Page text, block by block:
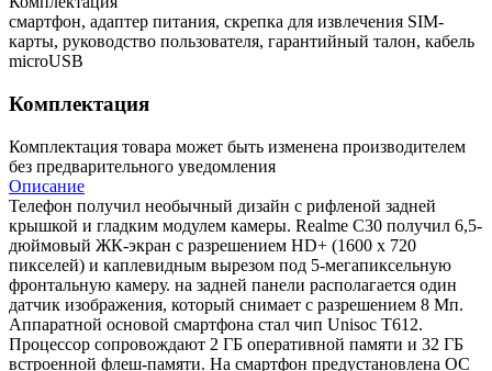
смартфон, адаптер питания, скрепка для извлечения SIM-
карты, руководство пользователя, гарантийный талон, кабель
microUSB
Комплектация
Комплектация товара может быть изменена производителем
без предварительного уведомления
Описание
Телефон получил необычный дизайн с рифленой задней
крышкой и гладким модулем камеры. Realme C30 получил 6,5-
дюймовый ЖК-экран с разрешением HD+ (1600 x 720
пикселей) и каплевидным вырезом под 5-мегапиксельную
фронтальную камеру. на задней панели располагается один
датчик изображения, который снимает с разрешением 8 Мп.
Аппаратной основой смартфона стал чип Unisoc T612.
Процессор сопровождают 2 ГБ оперативной памяти и 32 ГБ
встроенной флеш-памяти. На смартфон предустановлена ОС